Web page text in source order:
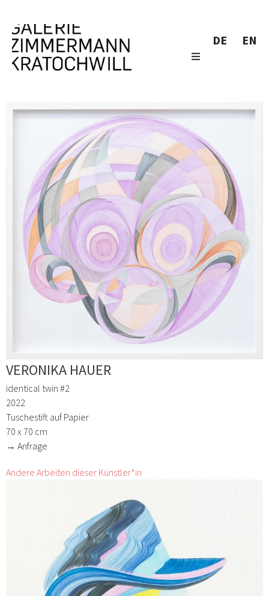
DE EN
VERONIKA HAUER
identical twin #2
2022
Tuschestift auf Papier
70 x 70 cm
→ Anfrage
Andere Arbeiten dieser Künstler*in